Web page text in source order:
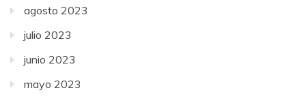
agosto 2023
julio 2023
junio 2023
mayo 2023